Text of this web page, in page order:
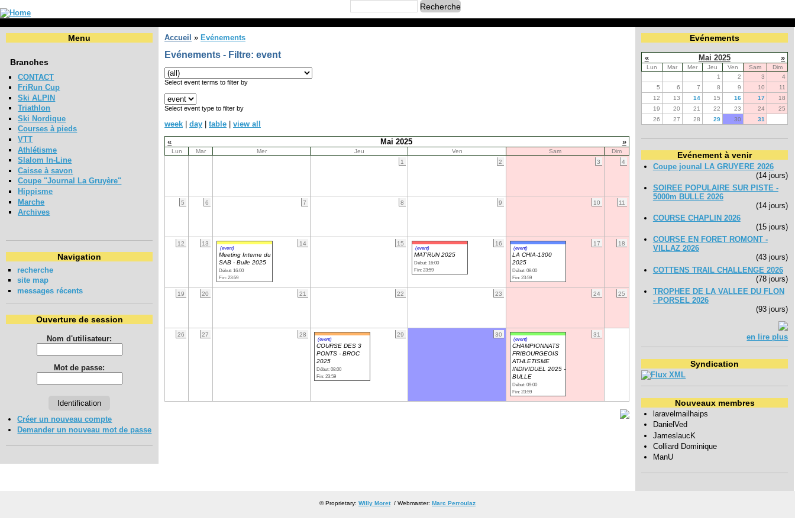
Menu
Branches
CONTACT
FriRun Cup
Ski ALPIN
Triathlon
Ski Nordique
Courses à pieds
VTT
Athlétisme
Slalom In-Line
Caisse à savon
Coupe "Journal La Gruyère"
Hippisme
Marche
Archives
Navigation
recherche
site map
messages récents
Ouverture de session
Nom d'utilisateur:
Mot de passe:
Créer un nouveau compte
Demander un nouveau mot de passe
Accueil » Evénements
Evénements - Filtre: event
Select event terms to filter by
Select event type to filter by
week day table
view all
«
Mai 2025 »
Lun Mar Mer Jeu Ven Sam
Dim
1
2 3 4
5 6 7 8 9 10 11
12 13 14
(event)
Meeting Interne du
SAB - Bulle 2025
Début: 16:00
Fin: 23:59
15 16
(event)
MAT'RUN 2025
Début: 16:00
Fin: 23:59
17
(event)
LA CHIA-1300
2025
Début: 08:00
Fin: 23:59
18
19 20 21 22 23 24 25
26 27 28 29
(event)
COURSE DES 3
PONTS - BROC
2025
Début: 08:00
Fin: 23:59
30 31
(event)
CHAMPIONNATS
FRIBOURGEOIS
ATHLETISME
INDIVIDUEL 2025 -
BULLE
Début: 09:00
Fin: 23:59
Evénements
« Mai 2025 »
Lun Mar Mer Jeu Ven Sam
Dim
1
2 3
4
5
6 7 8 9 10
11
12
13 14 15 16 17
18
19
20 21 22 23 24
25
26
27 28 29 30 31
Evénement à venir
Coupe jounal LA GRUYERE 2026
(14 jours)
SOIREE POPULAIRE SUR PISTE -
5000m BULLE 2026
(14 jours)
COURSE CHAPLIN 2026
(15 jours)
COURSE EN FORET ROMONT -
VILLAZ 2026
(43 jours)
COTTENS TRAIL CHALLENGE 2026
(78 jours)
TROPHEE DE LA VALLEE DU FLON
- PORSEL 2026
(93 jours)
en lire plus
Syndication
Nouveaux membres
laravelmailhaips
DanielVed
JameslaucK
Colliard Dominique
ManU
© Proprietary: Willy Moret/ Webmaster: Marc Perroulaz